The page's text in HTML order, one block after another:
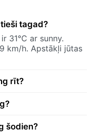
tagad?
31°C ar sunny.
km/h. Apstākļi jūtas
rīt?
šodien?